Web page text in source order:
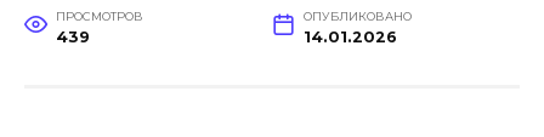
ПРОСМОТРОВ
439
ОПУБЛИКОВАНО
14.01.2026